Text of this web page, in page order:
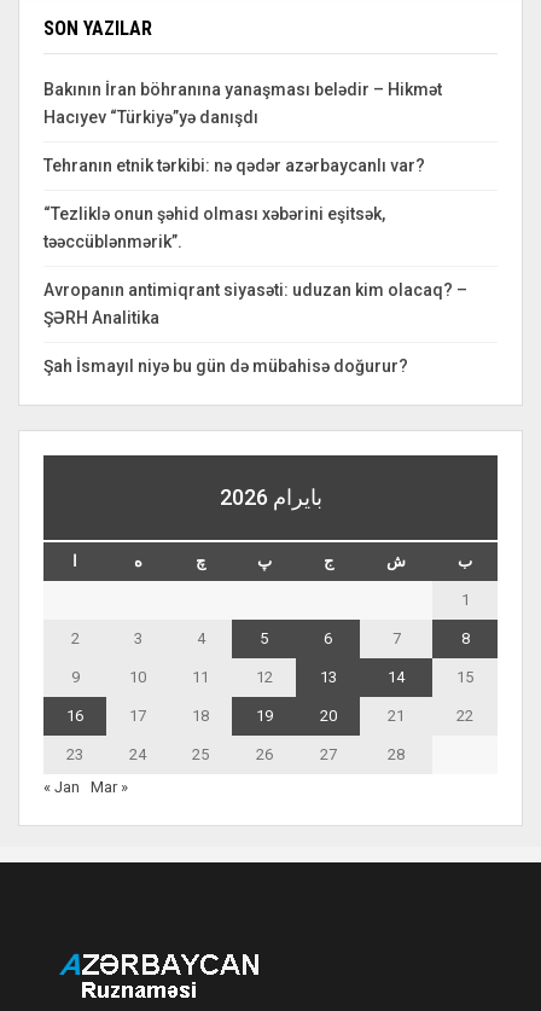
SON YAZILAR
Bakının İran böhranına yanaşması belədir – Hikmət
Hacıyev “Türkiyə”yə danışdı
Tehranın etnik tərkibi: nə qədər azərbaycanlı var?
“Tezliklə onun şəhid olması xəbərini eşitsək,
təəccüblənmərik”.
Avropanın antimiqrant siyasəti: uduzan kim olacaq? –
ŞƏRH Analitika
Şah İsmayıl niyə bu gün də mübahisə doğurur?
بايرام 2026
ه چ پ ج ش ب
1
2 3 4 5 6 7 8
9 10 11 12 13 14 15
16 17 18 19 20 21 22
23 24 25 26 27
28
« Jan
Mar »